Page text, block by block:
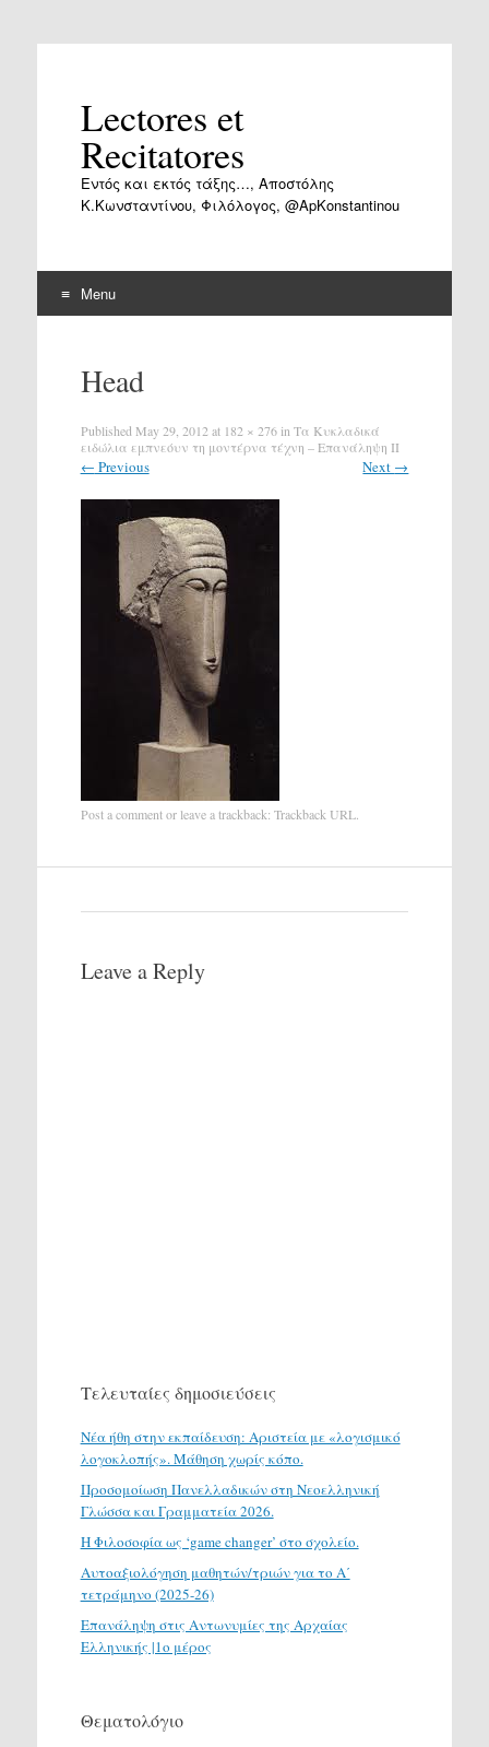
Lectores et
Recitatores
Εντός και εκτός τάξης…, Αποστόλης
Κ.Κωνσταντίνου, Φιλόλογος, @ApKonstantinou
Menu
contentHead
Published May 29, 2012 at 182 × 276in Τα Κυκλαδικά
ειδώλια εμπνεόυν τη μοντέρνα τέχνη – Επανάληψη ΙΙ
← Previous Next →
Post a commentor leave a trackback: Trackback URL.
Leave a Reply
Τελευταίες δημοσιεύσεις
Νέα ήθη στην εκπαίδευση: Αριστεία με «λογισμικό
λογοκλοπής». Μάθηση χωρίς κόπο.
Προσομοίωση Πανελλαδικών στη Νεοελληνική
Γλώσσα και Γραμματεία 2026.
H Φιλοσοφία ως ‘game changer’ στο σχολείο.
Αυτοαξιολόγηση μαθητών/τριών για το Α΄
τετράμηνο (2025-26)
Επανάληψη στις Αντωνυμίες της Αρχαίας
Ελληνικής |1ο μέρος
Θεματολόγιο